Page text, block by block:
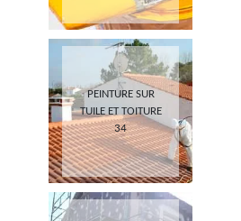
PEINTURE SUR
TUILE ET TOITURE
34